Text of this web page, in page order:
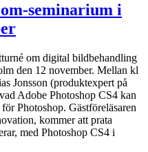
seminarium i
om digital bildbehandling
den 12 november. Mellan kl
Jonsson (produktexpert på
Adobe Photoshop CS4 kan
Photoshop. Gästföreläsaren
kommer att prata
med Photoshop CS4 i